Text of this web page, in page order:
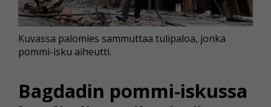
Bagdadin pommi-iskussa
Kuvassa palomies sammuttaa tulipaloa, jonka
pommi-isku aiheutti.